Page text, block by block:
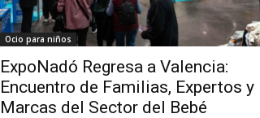
Ocio para niños
ExpoNadó Regresa a Valencia:
Encuentro de Familias, Expertos y
Marcas del Sector del Bebé